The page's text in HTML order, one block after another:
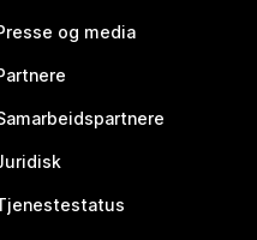
og media